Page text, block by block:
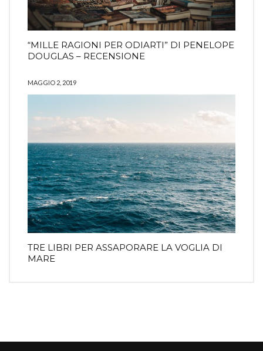
“MILLE RAGIONI PER ODIARTI” DI PENELOPE
DOUGLAS – RECENSIONE
MAGGIO 2, 2019
TRE LIBRI PER ASSAPORARE LA VOGLIA DI
MARE